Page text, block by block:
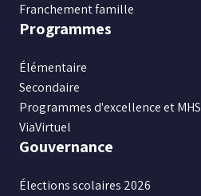
Franchement famille
Programmes
Élémentaire
Secondaire
Programmes d'excellence et MHS
ViaVirtuel
Gouvernance
Élections scolaires 2026